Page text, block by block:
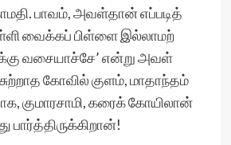
பாவம், அவள்தான் எப்படித்
வைக்கப் பிள்ளை இல்லாமற்
வசையாச்சே’ என்று அவள்
கோவில் குளம், மாதாந்தம்
குமாரசாமி, கரைக் கோயிலான்